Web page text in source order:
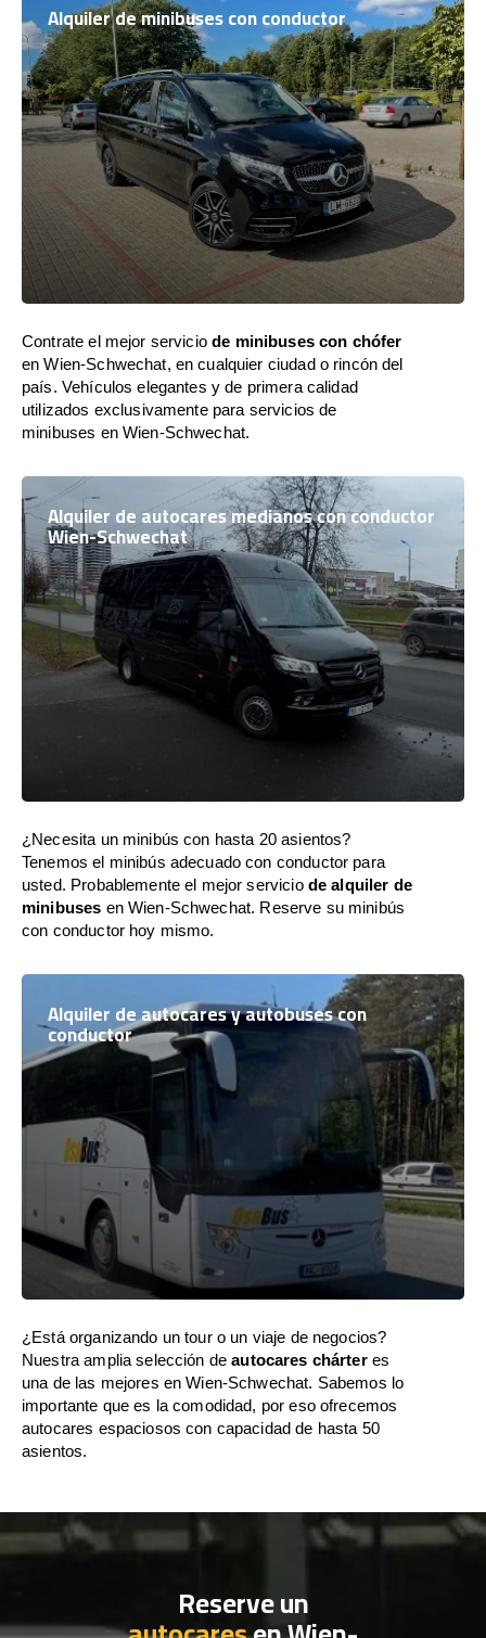
Alquiler de minibuses con conductor
Contrate el mejor serviciode minibuses con chófer
en Wien-Schwechat, en cualquier ciudad o rincón del
país. Vehículos elegantes y de primera calidad
utilizados exclusivamente para servicios de
minibuses en Wien-Schwechat.
Alquiler de autocares medianos con conductor
Wien-Schwechat
¿Necesita un minibús con hasta 20 asientos?
Tenemos el minibús adecuado con conductor para
usted. Probablemente el mejor servicio de alquiler de
minibuses en Wien-Schwechat. Reserve su minibús
con conductor hoy mismo.
Alquiler de autocares y autobuses con
conductor
¿Está organizando un tour o un viaje de negocios?
Nuestra amplia selección deautocares chárteres
una de las mejores en Wien-Schwechat. Sabemos lo
importante que es la comodidad, por eso ofrecemos
autocares espaciosos con capacidad de hasta 50
asientos.
Reserve un